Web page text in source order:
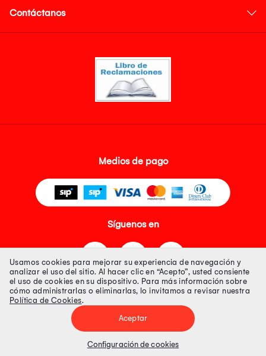
Contáctanos
Medios de pago
Síguenos en
Tienda 100% Segura
Tiendas Peruanas S.A. R.U.C. Nº 20493020618. Todos los derechos
Precios disponibles solo en www.oechsle.pe. Precios online publicados
Usamos cookies para mejorar su experiencia de navegación y
analizar el uso del sitio. Al hacer clic en “Acepto”, usted consiente
el uso de cookies en su dispositivo. Para más información sobre
cómo administrarlas o eliminarlas, lo invitamos a revisar nuestra
Política de Cookies.
Aceptar
Configuración de cookies